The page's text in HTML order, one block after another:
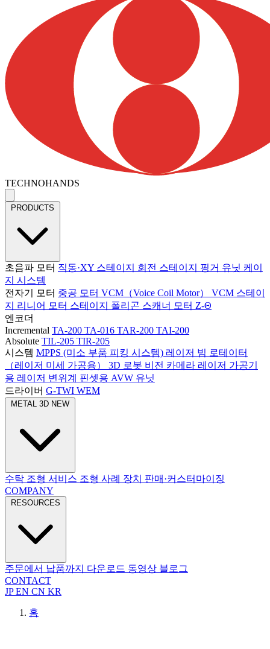
TECHNOHANDS
PRODUCTS
초음파 모터 직동·XY 스테이지 회전 스테이지 핑거 유닛 케이
지 시스템
전자기 모터 중공 모터 VCM（Voice Coil Motor） VCM 스테이
지 리니어 모터 스테이지 폴리곤 스캐너 모터 Z-Θ
엔코더
Incremental TA-200 TA-016 TAR-200 TAI-200
Absolute TIL-205 TIR-205
시스템 MPPS (미소 부품 피킹 시스템) 레이저 빔 로테이터
（레이저 미세 가공용） 3D 로봇 비전 카메라 레이저 가공기
용 레이저 변위계 핀셋용 AVW 유닛
드라이버 G-TWI WEM
METAL 3D NEW
수탁 조형 서비스 조형 사례 장치 판매·커스터마이징
COMPANY
RESOURCES
주문에서 납품까지 다운로드 동영상 블로그
CONTACT
JPEN CN KR
홈